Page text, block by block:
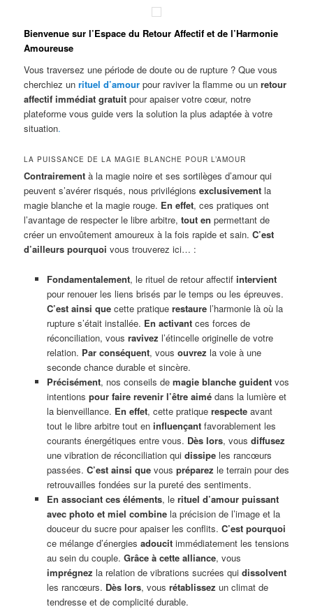
Bienvenue sur l’Espace du Retour Affectif et de l’Harmonie
Amoureuse
Vous traversez une période de doute ou de rupture ? Que vous
cherchiez unrituel d’amour pour raviver la flamme ou unretour
affectif immédiat gratuit pour apaiser votre cœur, notre
plateforme vous guide vers la solution la plus adaptée à votre
situation.
LA PUISSANCE DE LA MAGIE BLANCHE POUR L’AMOUR
Contrairement à la magie noire et ses sortilèges d’amour qui
peuvent s’avérer risqués, nous privilégionsexclusivement la
magie blanche et la magie rouge. En effet, ces pratiques ont
l’avantage de respecter le libre arbitre,tout en permettant de
créer un envoûtement amoureux à la fois rapide et sain.C’est
d’ailleurs pourquoi vous trouverez ici… :
Fondamentalement, le rituel de retour affectif intervient
pour renouer les liens brisés par le temps ou les épreuves.
C’est ainsi quecette pratique restaurel’harmonie là où la
rupture s’était installée. En activantces forces de
réconciliation, vous ravivez l’étincelle originelle de votre
relation. Par conséquent, vous ouvrez la voie à une
seconde chance durable et sincère.
Précisément, nos conseils demagie blanche guidentvos
intentions pour faire revenir l’être aimédans la lumière et
la bienveillance. En effet, cette pratique respecteavant
tout le libre arbitre tout en influençantfavorablement les
courants énergétiques entre vous. Dès lors, vous diffusez
une vibration de réconciliation qui dissipeles rancœurs
passées. C’est ainsi quevous préparez le terrain pour des
retrouvailles fondées sur la pureté des sentiments.
En associant ces éléments, le rituel d’amour puissant
avec photo et miel combinela précision de l’image et la
douceur du sucre pour apaiser les conflits. C’est pourquoi
ce mélange d’énergies adoucitimmédiatement les tensions
au sein du couple. Grâce à cette alliance, vous
imprégnez la relation de vibrations sucrées qui dissolvent
les rancœurs. Dès lors, vous rétablissez un climat de
tendresse et de complicité durable.